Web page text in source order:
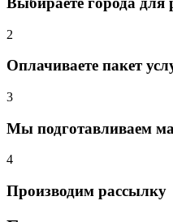
2
Оплачиваете пакет
3
Мы подготавливаем
4
Производим рассылку